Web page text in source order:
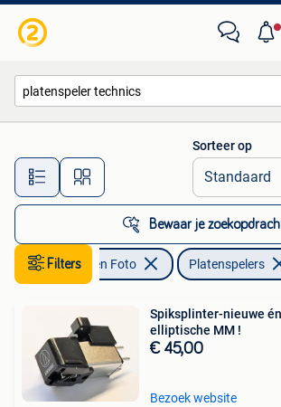
Alle afstanden…
Sorteer op
Bewaar je
Filters
Audio, Tv en Foto Platenspelers
Spiksplinter-nieuwe
elliptische MM !
€ 45,00
Bezoek website